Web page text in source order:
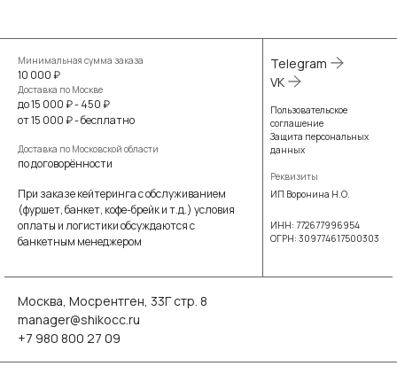
Минимальная сумма заказа
10 000 ₽
Доставка по Москве
до 15 000 ₽ - 450 ₽
от 15 000 ₽ - бесплатно
Доставка по Московской области
по договорённости
При заказе кейтеринга с обслуживанием
(фуршет, банкет, кофе-брейк и т.д.) условия
оплаты и логистики обсуждаются с
банкетным менеджером
Telegram
VK
Пользовательское
соглашение
Защита персональных
данных
Реквизиты
ИП Воронина Н.О.
ИНН: 772677996954
ОГРН: 309774617500303
Москва, Мосрентген, 33Г стр. 8
manager@shikocc.ru
+7 980 800 27 09